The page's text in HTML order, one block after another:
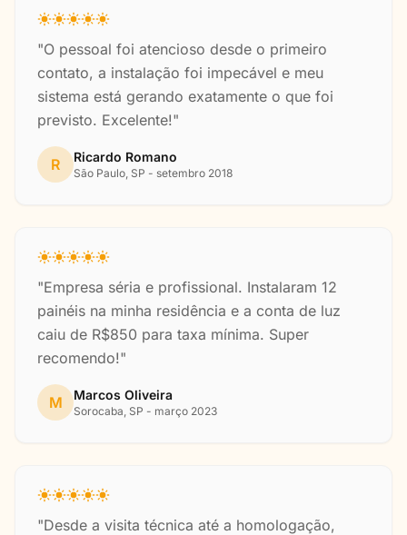
"O pessoal foi atencioso desde o primeiro
contato, a instalação foi impecável e meu
sistema está gerando exatamente o que foi
previsto. Excelente!"
R Ricardo Romano
São Paulo, SP - setembro 2018
"Empresa séria e profissional. Instalaram 12
painéis na minha residência e a conta de luz
caiu de R$850 para taxa mínima. Super
recomendo!"
M Marcos Oliveira
Sorocaba, SP - março 2023
"Desde a visita técnica até a homologação,